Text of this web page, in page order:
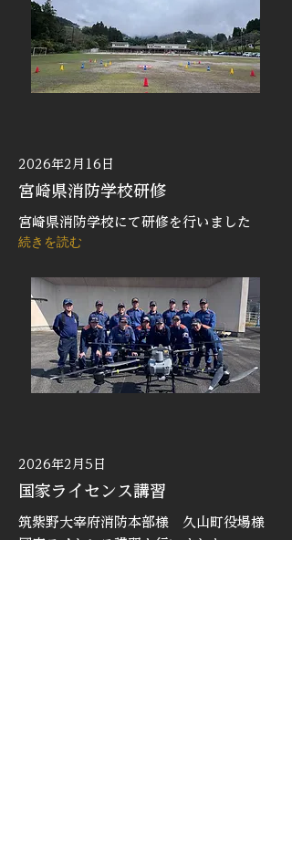
2026年2月16日
宮崎県消防学校研修
宮崎県消防学校にて研修を行いました
続きを読む
2026年2月5日
国家ライセンス講習
筑紫野大宰府消防本部様 久山町役場様
国家ライセンス講習を行いました